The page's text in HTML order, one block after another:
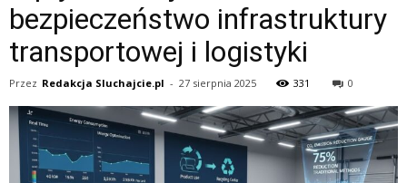
bezpieczeństwo infrastruktury
transportowej i logistyki
Przez Redakcja Sluchajcie.pl - 27 sierpnia 2025 331 0